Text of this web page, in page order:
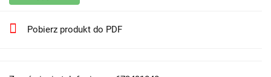
Pobierz produkt do PDF